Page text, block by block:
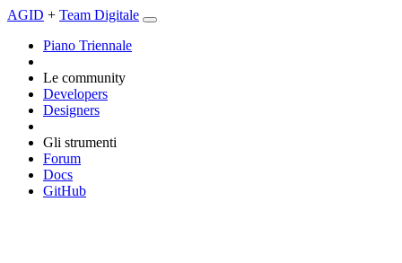
AGID + Team Digitale
Piano Triennale
Le community
Developers
Designers
Gli strumenti
Forum
Docs
GitHub